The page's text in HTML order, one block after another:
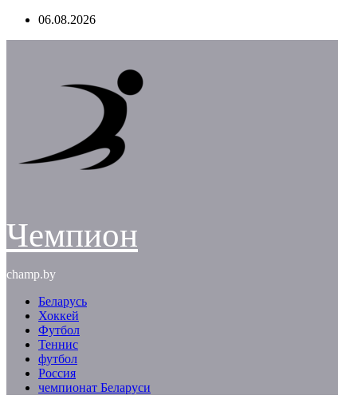
Перейти06.08.2026
Чемпион
champ.by
Беларусь
Хоккей
Футбол
Теннис
футбол
Россия
чемпионат Беларуси